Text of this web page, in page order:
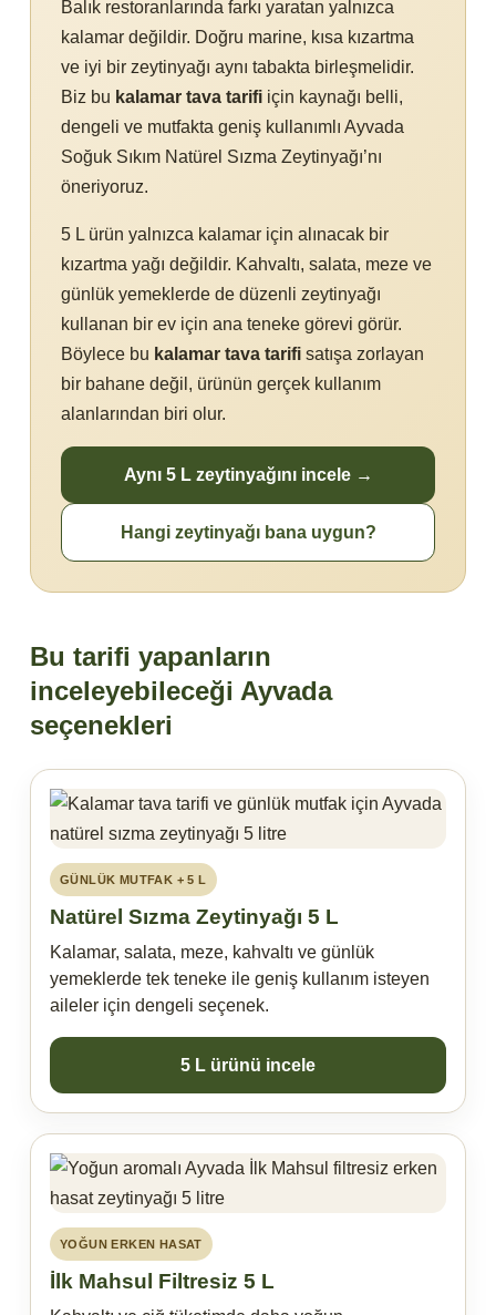
Balık restoranlarında farkı yaratan yalnızca
kalamar değildir. Doğru marine, kısa kızartma
ve iyi bir zeytinyağı aynı tabakta birleşmelidir.
Biz bu kalamar tava tarifi için kaynağı belli,
dengeli ve mutfakta geniş kullanımlı Ayvada
Soğuk Sıkım Natürel Sızma Zeytinyağı’nı
öneriyoruz.
5 L ürün yalnızca kalamar için alınacak bir
kızartma yağı değildir. Kahvaltı, salata, meze ve
günlük yemeklerde de düzenli zeytinyağı
kullanan bir ev için ana teneke görevi görür.
Böylece bu kalamar tava tarifi satışa zorlayan
bir bahane değil, ürünün gerçek kullanım
alanlarından biri olur.
Aynı 5 L zeytinyağını incele →
Hangi zeytinyağı bana uygun?
Bu tarifi yapanların
inceleyebileceği Ayvada
seçenekleri
GÜNLÜK MUTFAK + 5 L
Natürel Sızma Zeytinyağı 5 L
Kalamar, salata, meze, kahvaltı ve günlük
yemeklerde tek teneke ile geniş kullanım isteyen
aileler için dengeli seçenek.
5 L ürünü incele
YOĞUN ERKEN HASAT
İlk Mahsul Filtresiz 5 L